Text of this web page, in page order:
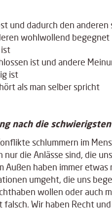
und dadurch den anderen
wohlwollend begegnet
ist und andere
ist
als man selber spricht
nach die
schlummern im
nur die Anlässe sind, die
Außen haben immer
umgeht, die uns
wollen oder auch
Wir haben Recht